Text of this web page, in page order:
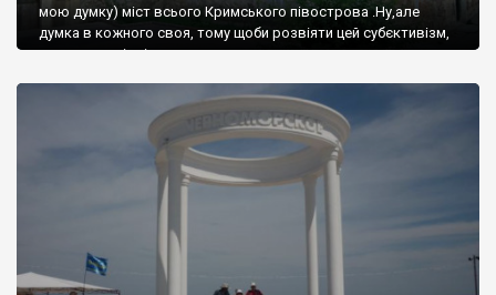
мою думку) міст всього Кримського півострова .Ну,але
думка в кожного своя, тому щоби розвіяти цей субєктивізм,
запрошую відвідати це